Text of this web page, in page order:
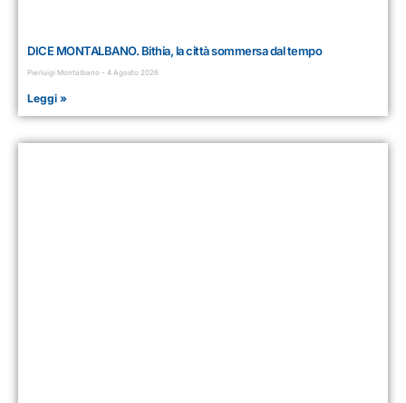
DICE MONTALBANO. Bithia, la città sommersa dal tempo
Pierluigi Montalbano 4 Agosto 2026
Leggi »